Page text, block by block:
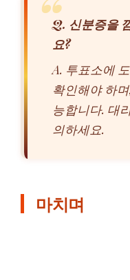
Q. 신분증을
요?
A. 투표소에
확인해야 하
능합니다. 대
의하세요.
마치며